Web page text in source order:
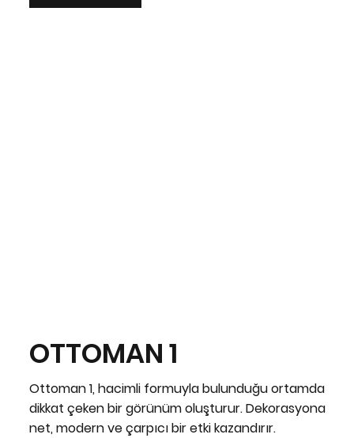
OTTOMAN 1
Ottoman 1, hacimli formuyla bulunduğu ortamda
dikkat çeken bir görünüm oluşturur. Dekorasyona
net, modern ve çarpıcı bir etki kazandırır.